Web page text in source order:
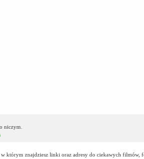
niczym.
którym znajdziesz linki oraz adresy do ciekawych filmów,